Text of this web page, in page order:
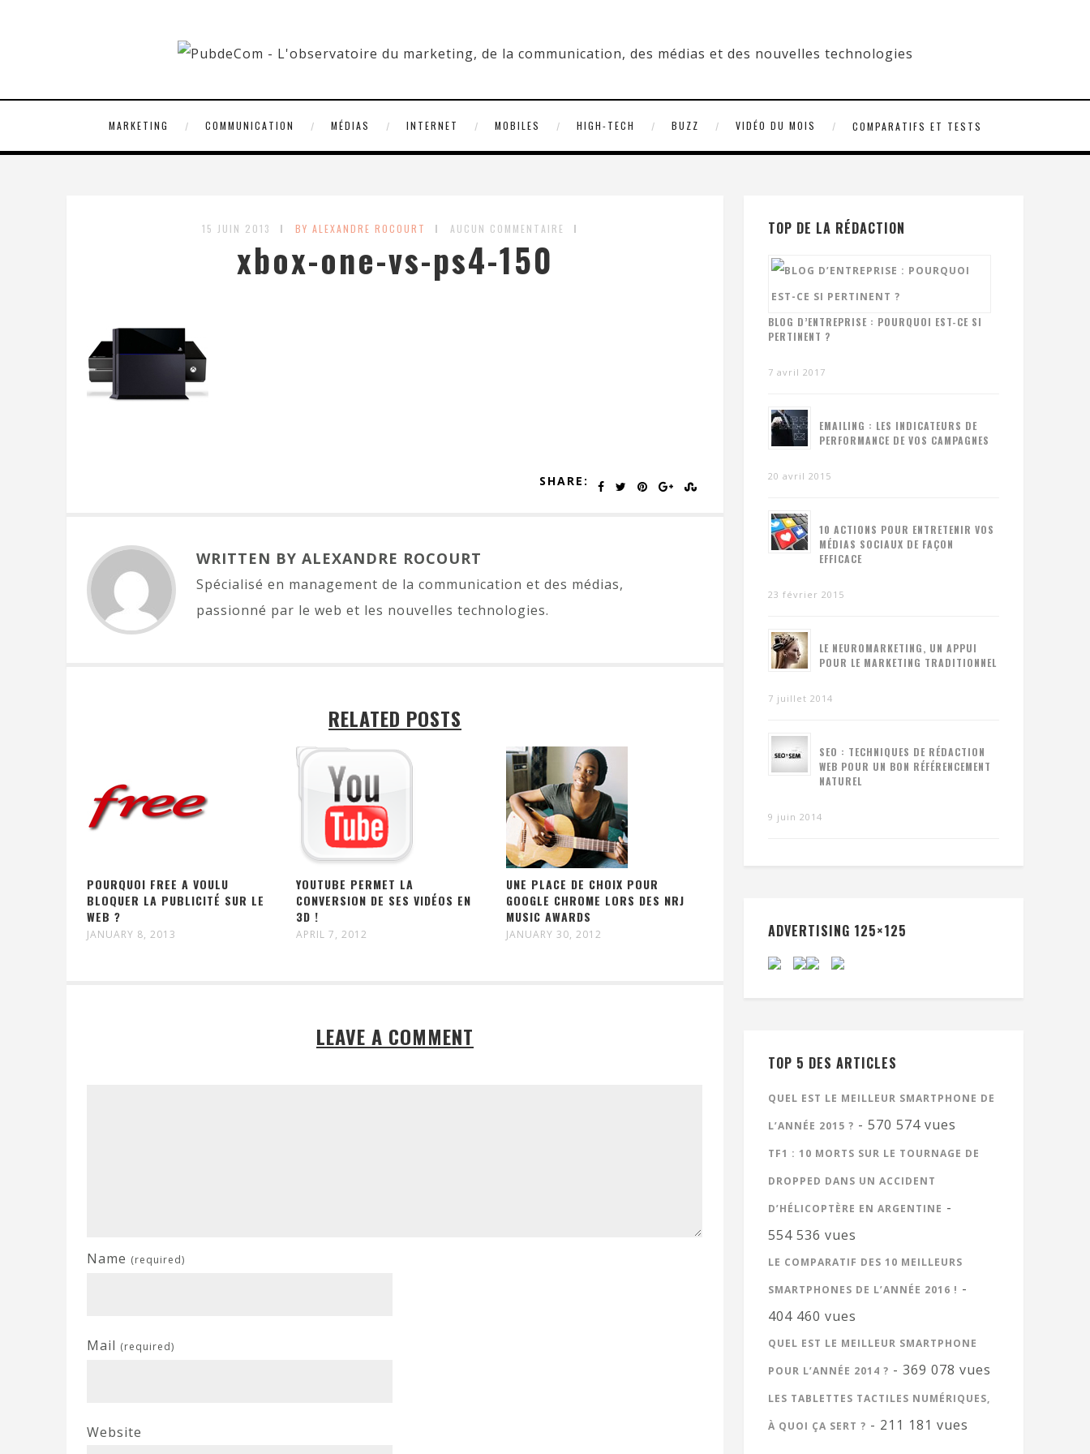
MARKETING COMMUNICATION MÉDIAS INTERNET MOBILES HIGH-TECH BUZZ VIDÉO DU MOIS COMPARATIFS ET TESTS
15 JUIN 2013 BY ALEXANDRE ROCOURT AUCUN COMMENTAIRE
xbox-one-vs-ps4-150
SHARE:
WRITTEN BY ALEXANDRE ROCOURT
Spécialisé en management de la communication et des médias,
passionné par le web et les nouvelles technologies.
RELATED POSTS
POURQUOI FREE A VOULU
BLOQUER LA PUBLICITÉ SUR LE
WEB ?
JANUARY 8, 2013
YOUTUBE PERMET LA
CONVERSION DE SES VIDÉOS EN
3D !
APRIL 7, 2012
UNE PLACE DE CHOIX POUR
GOOGLE CHROME LORS DES NRJ
MUSIC AWARDS
JANUARY 30, 2012
LEAVE A COMMENT
Name (required)
Mail (required)
Website
TOP DE LA RÉDACTION
BLOG D’ENTREPRISE : POURQUOI EST-CE SI
PERTINENT ?
7 avril 2017
EMAILING : LES INDICATEURS DE
PERFORMANCE DE VOS CAMPAGNES
20 avril 2015
10 ACTIONS POUR ENTRETENIR VOS
MÉDIAS SOCIAUX DE FAÇON
EFFICACE
23 février 2015
LE NEUROMARKETING, UN APPUI
POUR LE MARKETING TRADITIONNEL
7 juillet 2014
SEO : TECHNIQUES DE RÉDACTION
WEB POUR UN BON RÉFÉRENCEMENT
NATUREL
9 juin 2014
ADVERTISING 125×125
TOP 5 DES ARTICLES
QUEL EST LE MEILLEUR SMARTPHONE DE
L’ANNÉE 2015 ? - 570 574 vues
TF1 : 10 MORTS SUR LE TOURNAGE DE
DROPPED DANS UN ACCIDENT
D’HÉLICOPTÈRE EN ARGENTINE -
554 536 vues
LE COMPARATIF DES 10 MEILLEURS
SMARTPHONES DE L’ANNÉE 2016 ! -
404 460 vues
QUEL EST LE MEILLEUR SMARTPHONE
POUR L’ANNÉE 2014 ? - 369 078 vues
LES TABLETTES TACTILES NUMÉRIQUES,
À QUOI ÇA SERT ? - 211 181 vues